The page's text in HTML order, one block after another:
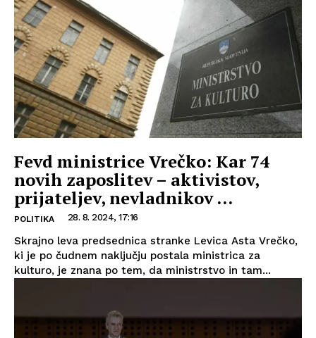
Fevd ministrice Vrečko: Kar 74
novih zaposlitev – aktivistov,
prijateljev, nevladnikov …
POLITIKA 28. 8. 2024, 17:16
Skrajno leva predsednica stranke Levica Asta Vrečko,
ki je po čudnem naključju postala ministrica za
kulturo, je znana po tem, da ministrstvo in tam...